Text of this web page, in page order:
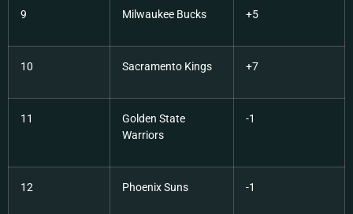
9 Milwaukee Bucks +5
10 Sacramento Kings +7
11
Golden State
Warriors
-1
12 Phoenix Suns -1